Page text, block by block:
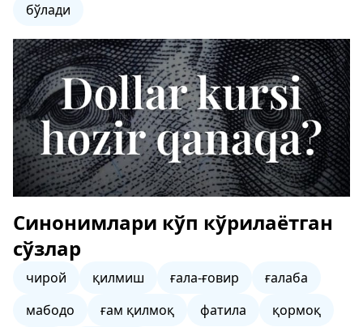
бўлади
Синонимлари кўп кўрилаётган
сўзлар
чирой қилмиш ғала-ғовир
ғалаба
мабодо
ғам қилмоқ фатила
қормоқ